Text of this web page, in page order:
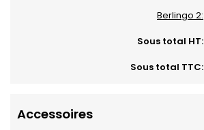
Berlingo 2:
Sous total HT:
Sous total TTC:
Accessoires